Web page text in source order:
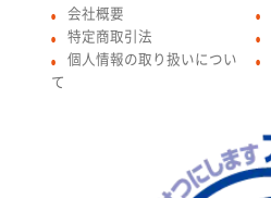
● 会社概要
● 特定商取引法
●
個人情報の取り扱いについ
て
●
●
●